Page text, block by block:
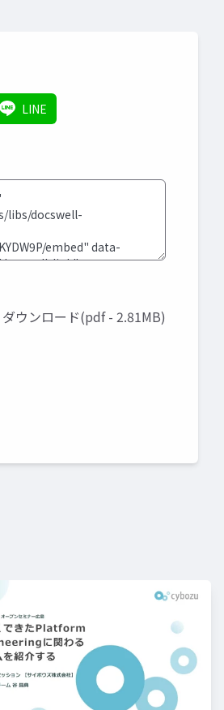
LINE
ダウンロード(pdf - 2.81MB)